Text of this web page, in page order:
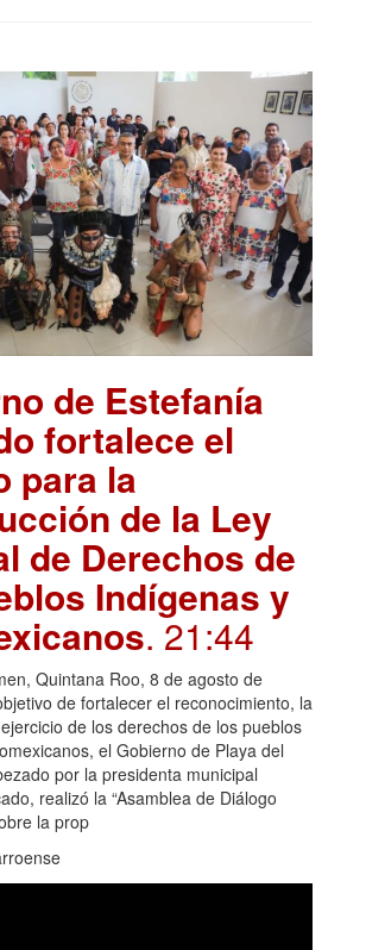
de Estefanía
fortalece el
para la
de la Ley
de Derechos de
Indígenas y
. 21:44
Quintana Roo, 8 de agosto de
de fortalecer el reconocimiento, la
de los derechos de los pueblos
el Gobierno de Playa del
por la presidenta municipal
realizó la “Asamblea de Diálogo
la prop